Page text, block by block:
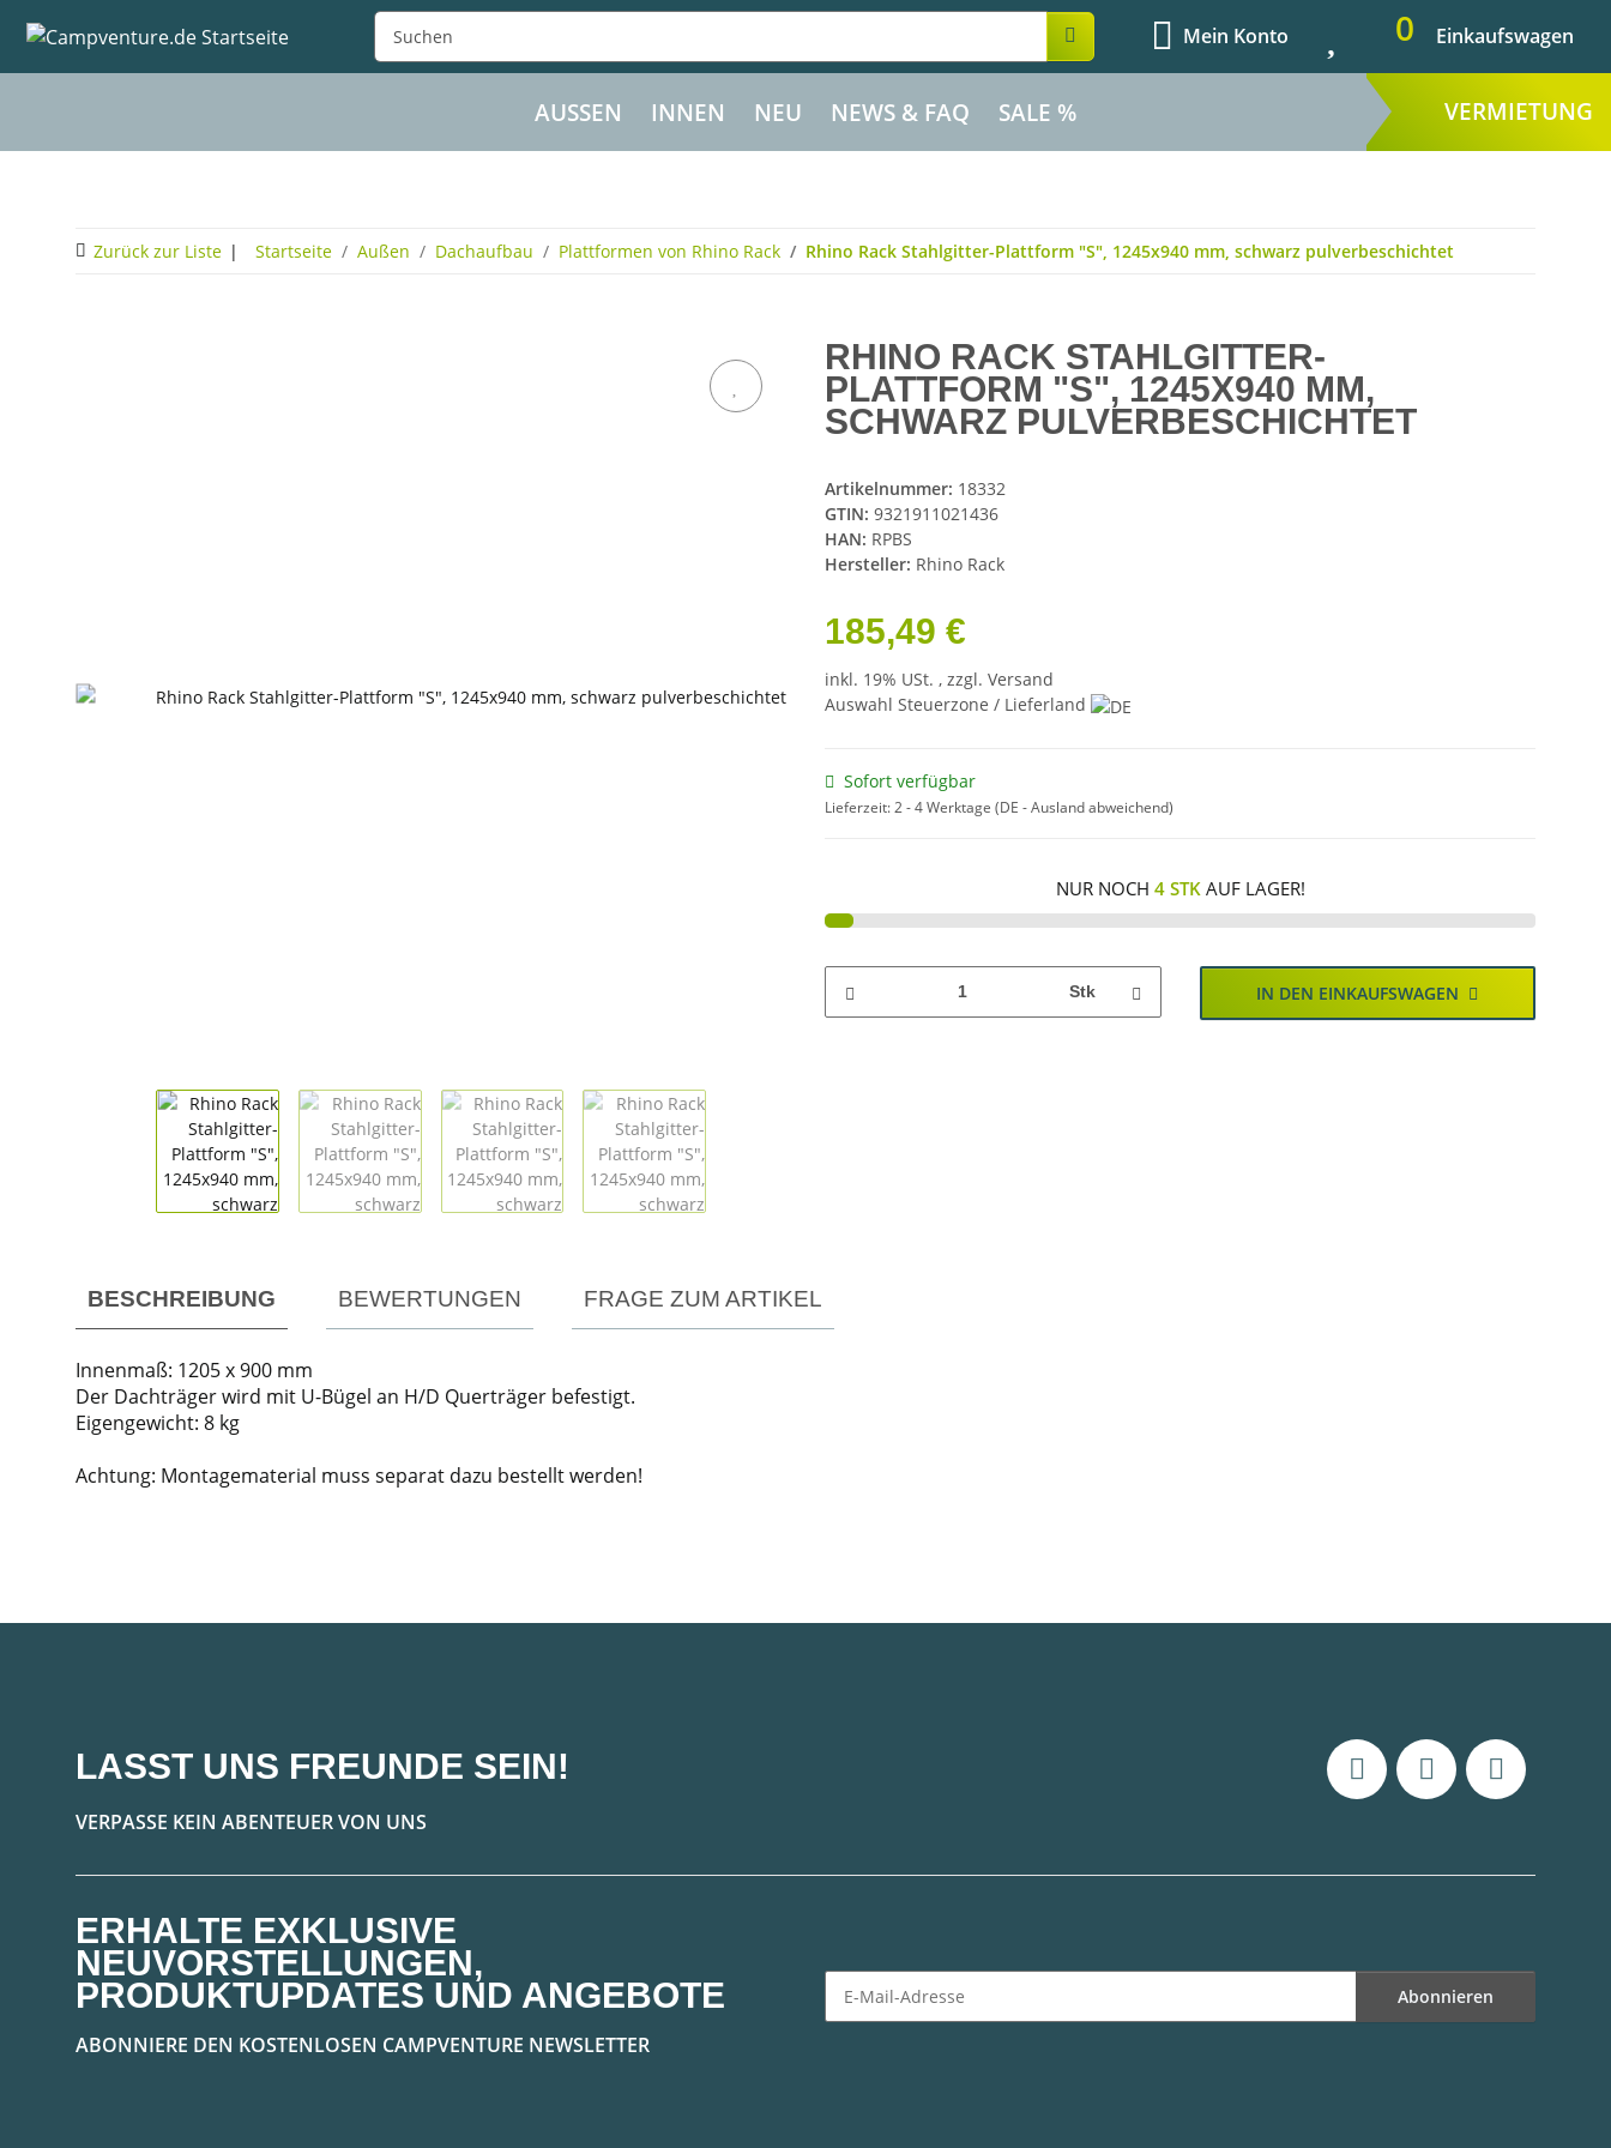
Mein Konto 0 Einkaufswagen
AUSSEN INNEN NEU NEWS & FAQ SALE % VERMIETUNG
Zurück zur Liste Startseite Außen Dachaufbau Plattformen von Rhino Rack Rhino Rack Stahlgitter-Plattform "S", 1245x940 mm, schwarz pulverbeschichtet
RHINO RACK STAHLGITTER-
PLATTFORM "S", 1245X940 MM,
SCHWARZ PULVERBESCHICHTET
Artikelnummer: 18332
GTIN: 9321911021436
HAN: RPBS
Hersteller: Rhino Rack
185,49 €
inkl. 19% USt. , zzgl. Versand
Auswahl Steuerzone / Lieferland
Sofort verfügbar
Lieferzeit:2 - 4 Werktage (DE - Ausland abweichend)
NUR NOCH 4 STKAUF LAGER!
Stk IN DEN EINKAUFSWAGEN
BESCHREIBUNG BEWERTUNGEN FRAGE ZUM ARTIKEL
Innenmaß: 1205 x 900 mm
Der Dachträger wird mit U-Bügel an H/D Querträger befestigt.
Eigengewicht: 8 kg
Achtung: Montagematerial muss separat dazu bestellt werden!
LASST UNS FREUNDE SEIN!
VERPASSE KEIN ABENTEUER VON UNS
ERHALTE EXKLUSIVE
NEUVORSTELLUNGEN,
PRODUKTUPDATES UND ANGEBOTE
ABONNIERE DEN KOSTENLOSEN CAMPVENTURE NEWSLETTER
Abonnieren